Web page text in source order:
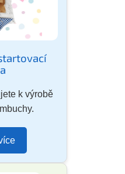
k výrobě